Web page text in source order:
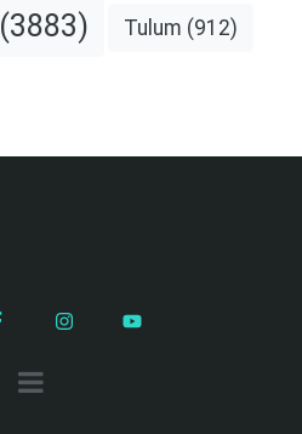
(3883) Tulum (912)